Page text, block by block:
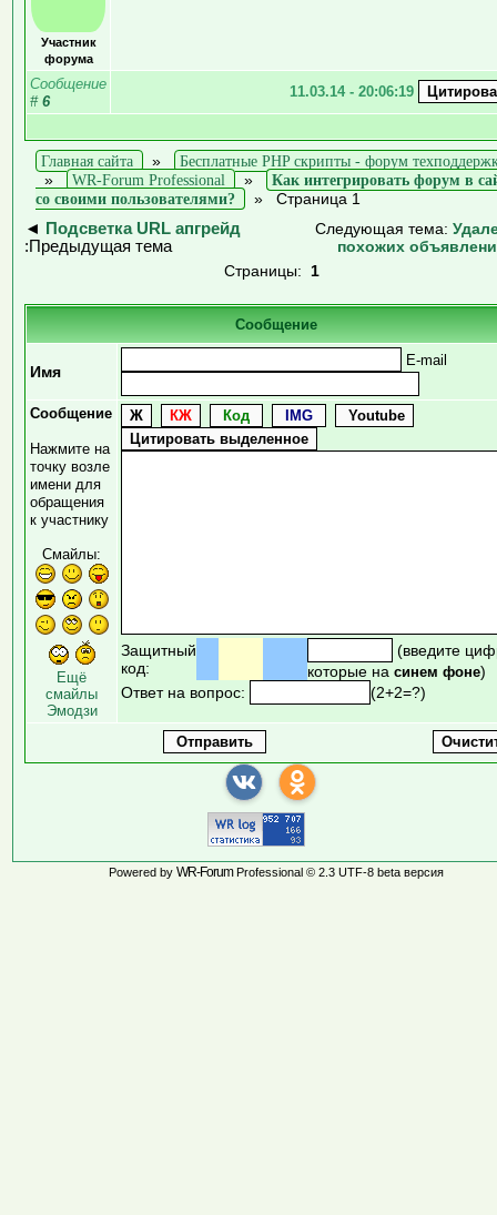
Участник
форума
Сообщение
# 6
11.03.14 - 20:06:19
Главная сайта »
Бесплатные PHP скрипты - форум
»
WR-Forum Professional »
Как интегрировать форум в
со своими пользователями?
» Страница 1
◄
Подсветка URL апгрейд
:Предыдущая тема
Следующая тема:
похожих
Страницы: 1
Сообщение
Имя
E-mail
Сообщение
Нажмите на
точку возле
имени для
обращения
к участнику
Смайлы:
Ещё
смайлы
Эмодзи
Защитный
код:
(введите
которые на синем фоне)
Ответ на вопрос:
(2+2=?)
Powered by WR-ForumProfessional © 2.3 UTF-8 beta версия